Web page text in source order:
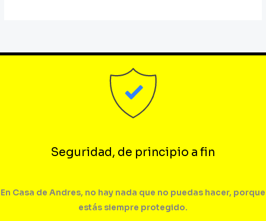
Seguridad, de principio a fin
En Casa de Andres, no hay nada que no puedas hacer, porque
estás siempre protegido.